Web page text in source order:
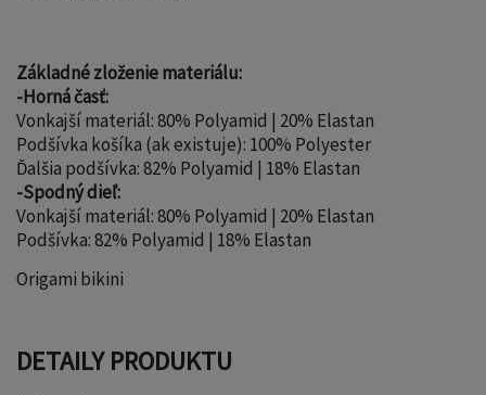
Základné zloženie materiálu:
-Horná časť:
Vonkajší materiál: 80% Polyamid | 20% Elastan
Podšívka košíka (ak existuje): 100% Polyester
Ďalšia podšívka: 82% Polyamid | 18% Elastan
-Spodný dieľ:
Vonkajší materiál: 80% Polyamid | 20% Elastan
Podšívka: 82% Polyamid | 18% Elastan
Origami bikini
DETAILY PRODUKTU